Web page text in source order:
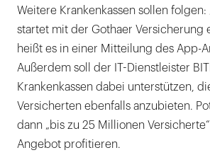
Weitere Krankenkassen sollen folgen:
startet mit der Gothaer Versicherung
heißt es in einer Mitteilung des App-
Außerdem soll der IT-Dienstleister
Krankenkassen dabei unterstützen,
Versicherten ebenfalls anzubieten.
dann „bis zu 25 Millionen
Angebot profitieren.